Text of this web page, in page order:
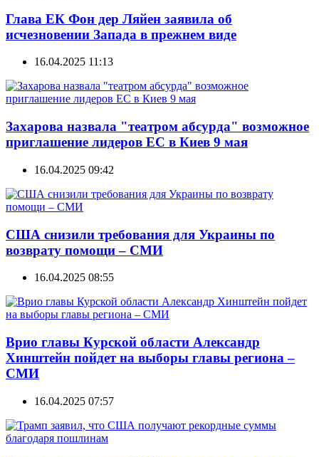
Глава ЕК Фон дер Ляйен заявила об
исчезновении Запада в прежнем виде
16.04.2025 11:13
Захарова назвала "театром абсурда" возможное
приглашение лидеров ЕС в Киев 9 мая
16.04.2025 09:42
США снизили требования для Украины по
возврату помощи – СМИ
16.04.2025 08:55
Врио главы Курской области Александр
Хинштейн пойдет на выборы главы региона –
СМИ
16.04.2025 07:57